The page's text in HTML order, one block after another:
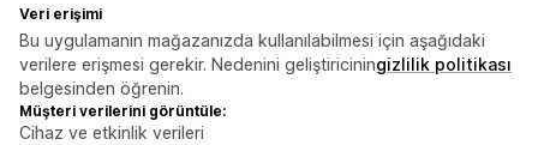
Veri erişimi
Bu uygulamanın mağazanızda kullanılabilmesi için aşağıdaki
verilere erişmesi gerekir. Nedenini geliştiriciningizlilik politikası
belgesinden öğrenin.
Müşteri verilerini görüntüle:
Cihaz ve etkinlik verileri